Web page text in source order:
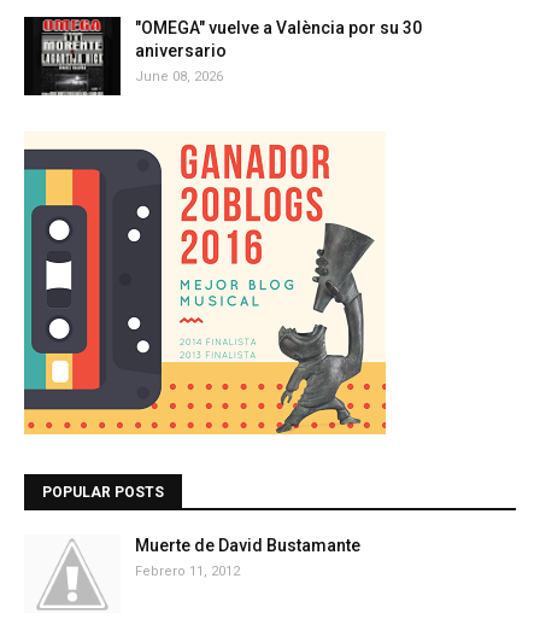
"OMEGA" vuelve a València por su 30
aniversario
June 08, 2026
POPULAR POSTS
Muerte de David Bustamante
Febrero 11, 2012